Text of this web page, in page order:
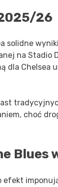
26
solidne
na Stadio
dla
choć
Blues